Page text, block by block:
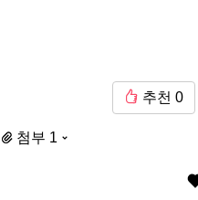
추천 0
첨부 1